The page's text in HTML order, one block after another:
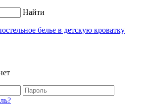
Найти
белье в детскую кроватку